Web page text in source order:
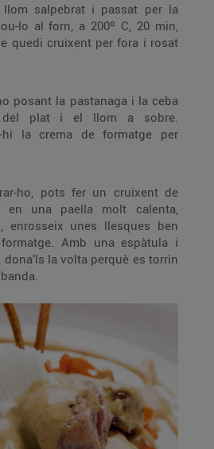
llom salpebrat i passat per la
a 200º C, 20 min,
quedi cruixent per fora i rosat
posant la pastanaga i la ceba
i el llom a sobre.
hi la crema de formatge per
ho, pots fer un cruixent de
paella molt calenta,
enrosseix unes llesques ben
la volta perquè es torrin